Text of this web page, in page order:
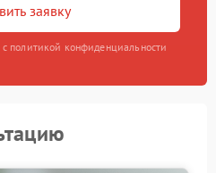
заявку
политикой конфиденциальности